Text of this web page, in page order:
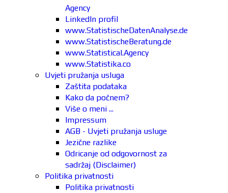
Agency
LinkedIn profil
www.StatistischeDatenAnalyse.de
www.StatistischeBeratung.de
www.Statistical.Agency
www.Statistika.co
Uvjeti pružanja usluga
Zaštita podataka
Kako da počnem?
Više o meni ...
Impressum
AGB - Uvjeti pružanja usluge
Jezične razlike
Odricanje od odgovornost za
sadržaj (Disclaimer)
Politika privatnosti
Politika privatnosti